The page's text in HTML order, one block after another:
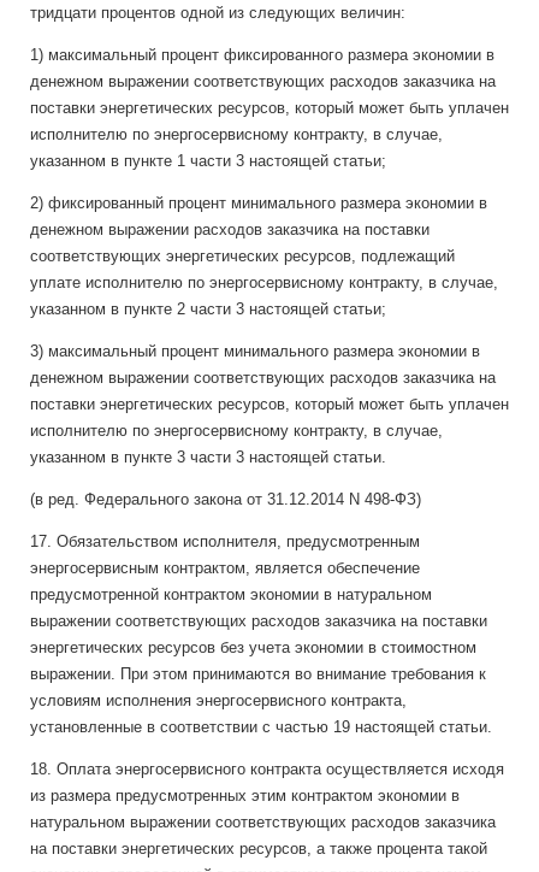
тридцати процентов одной из следующих величин:
1) максимальный процент фиксированного размера экономии в
денежном выражении соответствующих расходов заказчика на
поставки энергетических ресурсов, который может быть уплачен
исполнителю по энергосервисному контракту, в случае,
указанном в пункте 1 части 3 настоящей статьи;
2) фиксированный процент минимального размера экономии в
денежном выражении расходов заказчика на поставки
соответствующих энергетических ресурсов, подлежащий
уплате исполнителю по энергосервисному контракту, в случае,
указанном в пункте 2 части 3 настоящей статьи;
3) максимальный процент минимального размера экономии в
денежном выражении соответствующих расходов заказчика на
поставки энергетических ресурсов, который может быть уплачен
исполнителю по энергосервисному контракту, в случае,
указанном в пункте 3 части 3 настоящей статьи.
(в ред. Федерального закона от 31.12.2014 N 498-ФЗ)
17. Обязательством исполнителя, предусмотренным
энергосервисным контрактом, является обеспечение
предусмотренной контрактом экономии в натуральном
выражении соответствующих расходов заказчика на поставки
энергетических ресурсов без учета экономии в стоимостном
выражении. При этом принимаются во внимание требования к
условиям исполнения энергосервисного контракта,
установленные в соответствии с частью 19 настоящей статьи.
18. Оплата энергосервисного контракта осуществляется исходя
из размера предусмотренных этим контрактом экономии в
натуральном выражении соответствующих расходов заказчика
на поставки энергетических ресурсов, а также процента такой